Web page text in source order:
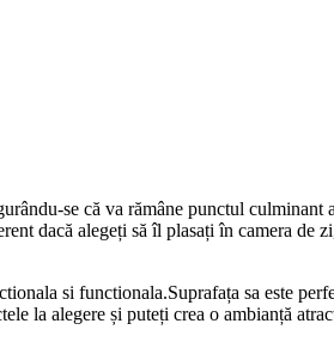
se că va rămâne punctul
dacă alegeți să îl plasați în camera de
si functionala.Suprafața sa este
la alegere și puteți crea o ambianță